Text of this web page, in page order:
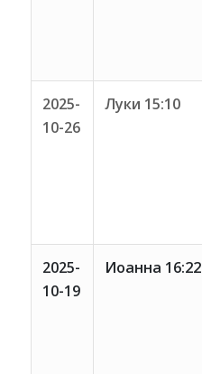
2025-
10-26
Луки 15:10
2025-
10-19
Иоанна 16:22